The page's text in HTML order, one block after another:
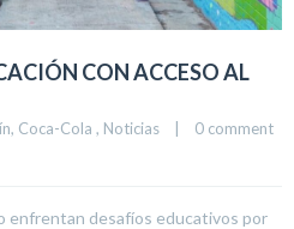
CON ACCESO AL
, Coca-Cola , Noticias |
0 comment
enfrentan desafíos educativos por